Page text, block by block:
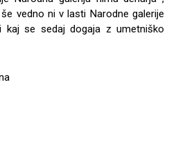
vedno ni v lasti Narodne galerije
kaj se sedaj dogaja z umetniško